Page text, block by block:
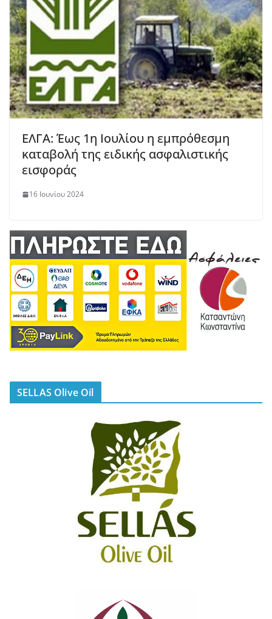
ΕΛΓΑ: Έως 1η Ιουλίου η εμπρόθεσμη
καταβολή της ειδικής ασφαλιστικής
εισφοράς
16 Ιουνίου 2024
SELLAS Olive Oil